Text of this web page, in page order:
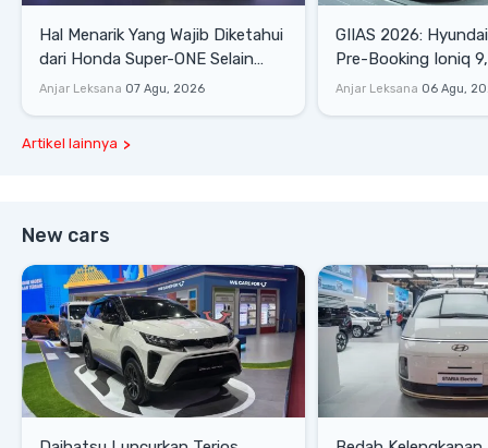
Hal Menarik Yang Wajib Diketahui
dari Honda Super-ONE Selain
Harga
Anjar Leksana 07 Agu, 2026
GIIAS 2026:
Pre-Booking Ioniq
Rp1,49 Miliar
Anjar Leksana 06 Agu,
Artikel lainnya
New cars